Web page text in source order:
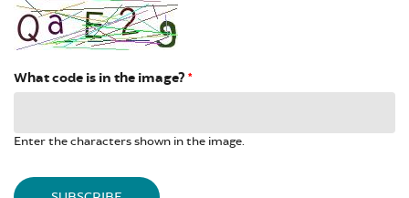
What code is in the image? *
Enter the characters shown in the image.